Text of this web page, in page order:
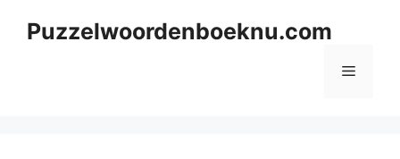
Puzzelwoordenboeknu.com
Menu